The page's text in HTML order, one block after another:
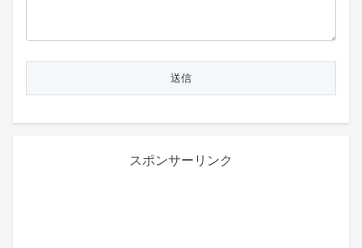
スポンサーリンク